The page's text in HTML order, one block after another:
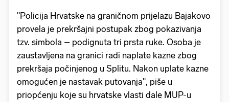
"Policija Hrvatske na graničnom prijelazu Bajakovo
provela je prekršajni postupak zbog pokazivanja
tzv. simbola – podignuta tri prsta ruke. Osoba je
zaustavljena na granici radi naplate kazne zbog
prekršaja počinjenog u Splitu. Nakon uplate kazne
omogućen je nastavak putovanja", piše u
priopćenju koje su hrvatske vlasti dale MUP-u